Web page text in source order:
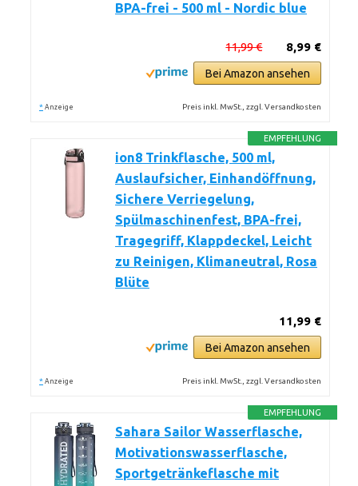
BPA-frei - 500 ml - Nordic blue
8,99 €
11,99 €
Bei Amazon ansehen
* Anzeige Preis inkl. MwSt., zzgl. Versandkosten
EMPFEHLUNG
ion8 Trinkflasche, 500 ml,
Auslaufsicher, Einhandöffnung,
Sichere Verriegelung,
Spülmaschinenfest, BPA-frei,
Tragegriff, Klappdeckel, Leicht
zu Reinigen, Klimaneutral, Rosa
Blüte
11,99 €
Bei Amazon ansehen
* Anzeige Preis inkl. MwSt., zzgl. Versandkosten
EMPFEHLUNG
Sahara Sailor Wasserflasche,
Motivationswasserflasche,
Sportgetränkeflasche mit